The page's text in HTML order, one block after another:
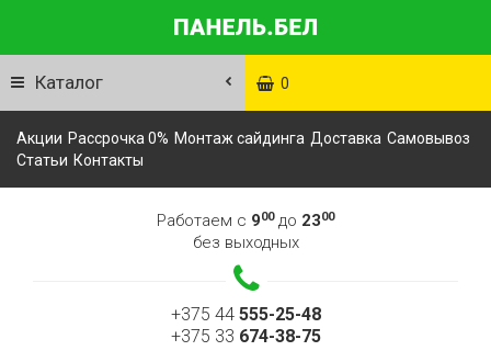
Каталог 0
Акции Рассрочка 0% Монтаж сайдинга Доставка Самовывоз
Статьи Контакты
Работаем с 900до 2300
без выходных
+375 44 555-25-48
+375 33 674-38-75